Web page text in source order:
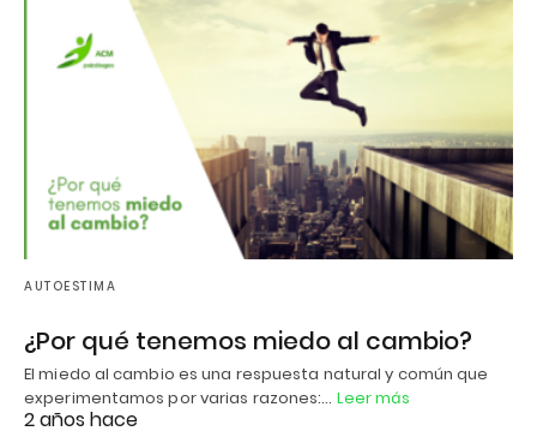
AUTOESTIMA
¿Por qué tenemos miedo al cambio?
El miedo al cambio es una respuesta natural y común que
experimentamos por varias razones:… Leer más
2 años hace